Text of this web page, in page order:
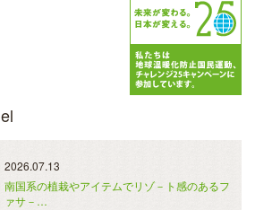
2026.07.13
南国系の植栽やアイテムでリゾ－ト感のあるフ
ァサ－…